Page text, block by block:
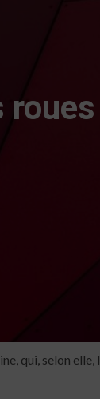
qui, selon elle,